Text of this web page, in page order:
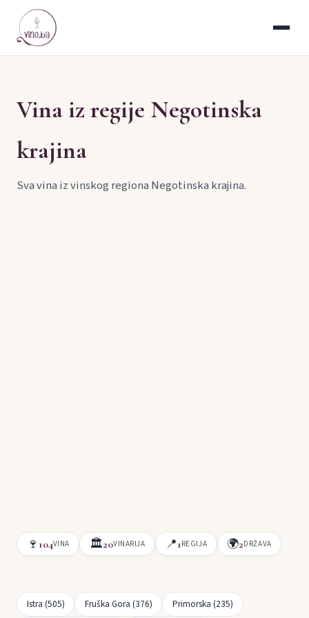
Vina iz regije Negotinska
krajina
Sva vina iz vinskog regiona Negotinska krajina.
🍷 104VINA 🏛20VINARIJA 📍1REGIJA 🌍2DRŽAVA
Istra (505) Fruška Gora (376)
Primorska (235)